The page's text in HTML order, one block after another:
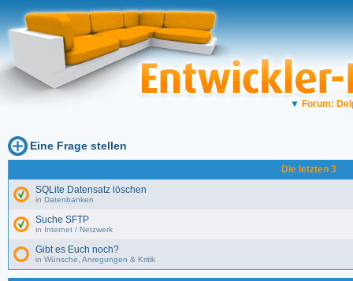
▼ Forum:
Eine Frage stellen
Die letzten 3
SQLite Datensatz löschen
in Datenbanken
Suche SFTP
in Internet / Netzwerk
Gibt es Euch noch?
in Wünsche, Anregungen & Kritik